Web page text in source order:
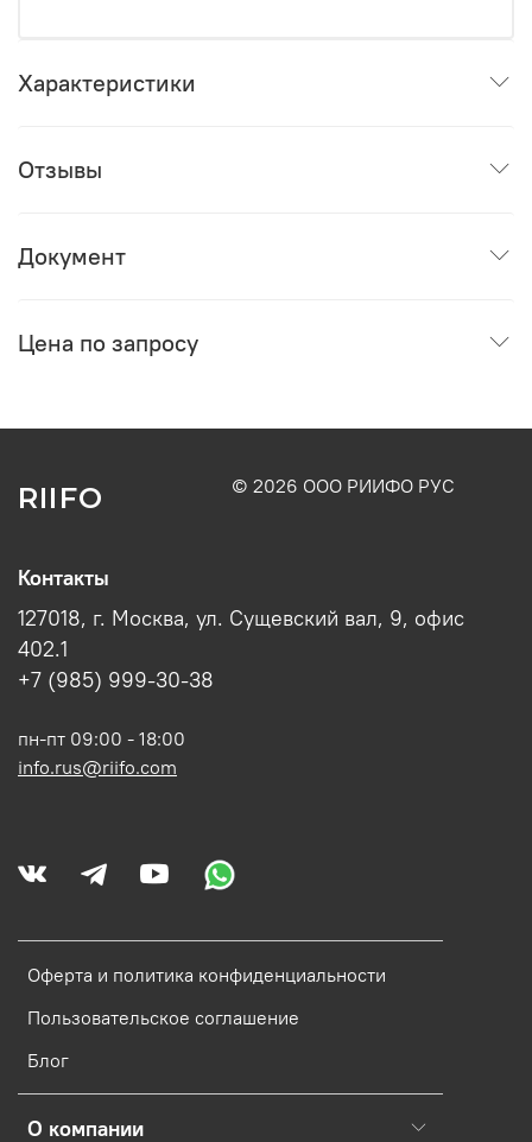
Характеристики
Отзывы
Документ
Цена по запросу
RIIFO © 2026 ООО РИИФО РУС
Оферта и политика конфиденциальности
Пользовательское соглашение
Блог
О компании
Контакты
127018, г. Москва, ул. Сущевский вал, 9, офис
402.1
+7 (985) 999-30-38
пн-пт 09:00 - 18:00
info.rus@riifo.com